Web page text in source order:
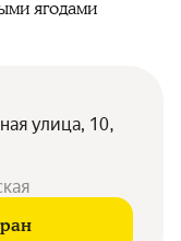
ягодами
улица, 10,